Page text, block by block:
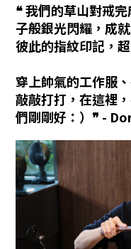
❝ 我們的草山對戒
子般銀光閃耀，成
彼此的指紋印記，
穿上帥氣的工作服
敲敲打打，在這裡
們剛剛好：）❞ -